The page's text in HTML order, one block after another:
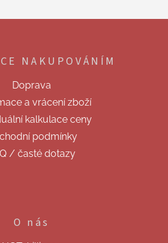
NAKUPOVÁNÍM
Doprava
a vrácení zboží
kalkulace ceny
podmínky
/ časté dotazy
O nás